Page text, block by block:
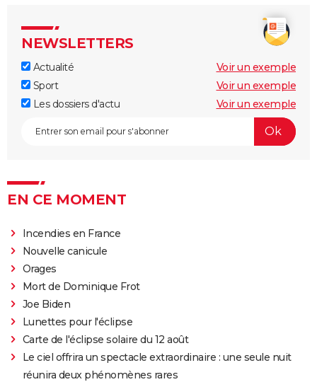
NEWSLETTERS
Actualité
Voir un exemple
Sport
Voir un exemple
Les dossiers d'actu
Voir un exemple
EN CE MOMENT
Incendies en France
Nouvelle canicule
Orages
Mort de Dominique Frot
Joe Biden
Lunettes pour l'éclipse
Carte de l'éclipse solaire du 12 août
Le ciel offrira un spectacle extraordinaire : une seule nuit
réunira deux phénomènes rares